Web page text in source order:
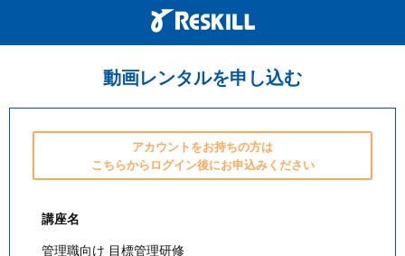
動画レンタルを申し込む
アカウントをお持ちの方は
こちらからログイン後にお申込みください
講座名
管理職向け 目標管理研修